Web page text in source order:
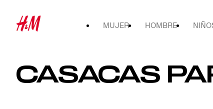
MUJER HOMBRE
CASACAS